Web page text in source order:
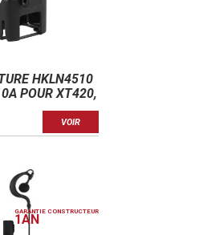
HKLN4510
POUR XT420,
VOIR
GARANTIE CONSTRUCTEUR
1AN